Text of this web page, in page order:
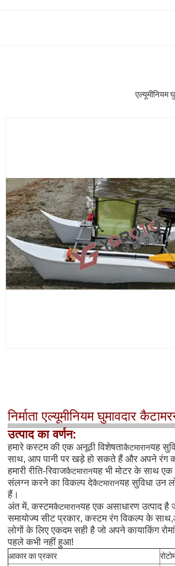
एल्यूमीनियम
निर्माता एल्यूमीनियम घुमावदार
उत्पाद का वर्णन:
हमारे कस्टम की एक अनूठी विशेषताकैटमारानयह
साथ, आप पानी पर खड़े हो सकते हैं और अपने रंग
हमारी रीति-रिवाजकैटमारानयह भी मोटर के साथ
संलग्न करने का विकल्प देकैटमारानयह सुविधा उन
हैं।
अंत में, कस्टमकैटमारानयह एक असाधारण उत्पाद है
समायोज्य सीट प्रकार, कस्टम रंग विकल्प के
लोगों के लिए एकदम सही है जो अपने कायाकिंग
पहले कभी नहीं हुआ!
आकार का प्रकार